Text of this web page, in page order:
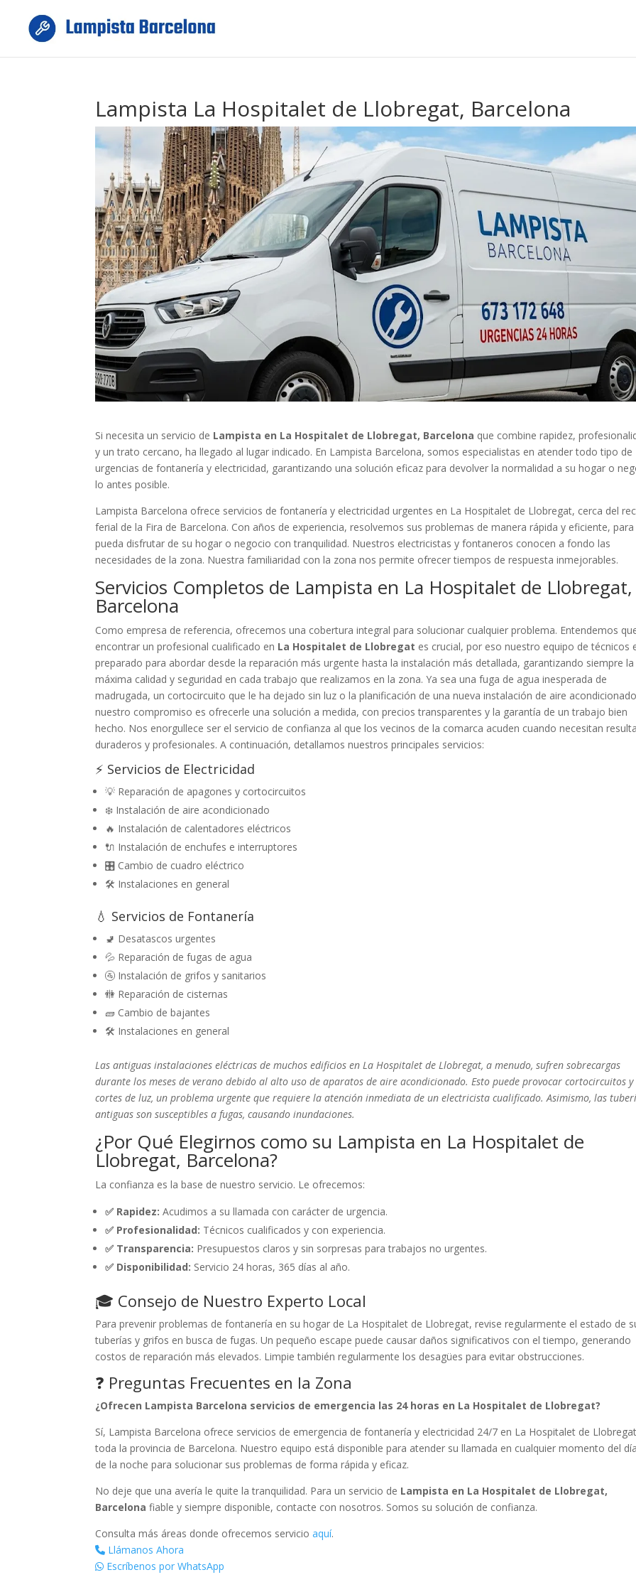
Lampista La Hospitalet de Llobregat, Barcelona
Si necesita un servicio de Lampista en La Hospitalet de Llobregat, Barcelona que combine rapidez,
y un trato cercano, ha llegado al lugar indicado. En Lampista Barcelona, somos especialistas en atender todo tipo de
urgencias de fontanería y electricidad, garantizando una solución eficaz para devolver la normalidad a su hogar o
lo antes posible.
Lampista Barcelona ofrece servicios de fontanería y electricidad urgentes en La Hospitalet de Llobregat, cerca del
ferial de la Fira de Barcelona. Con años de experiencia, resolvemos sus problemas de manera rápida y eficiente,
pueda disfrutar de su hogar o negocio con tranquilidad. Nuestros electricistas y fontaneros conocen a fondo las
necesidades de la zona. Nuestra familiaridad con la zona nos permite ofrecer tiempos de respuesta inmejorables.
Servicios Completos de Lampista en La Hospitalet de Llobregat,
Barcelona
Como empresa de referencia, ofrecemos una cobertura integral para solucionar cualquier problema. Entendemos
encontrar un profesional cualificado en La Hospitalet de Llobregat es crucial, por eso nuestro equipo de técnicos
preparado para abordar desde la reparación más urgente hasta la instalación más detallada, garantizando siempre la
máxima calidad y seguridad en cada trabajo que realizamos en la zona. Ya sea una fuga de agua inesperada de
madrugada, un cortocircuito que le ha dejado sin luz o la planificación de una nueva instalación de aire
nuestro compromiso es ofrecerle una solución a medida, con precios transparentes y la garantía de un trabajo bien
hecho. Nos enorgullece ser el servicio de confianza al que los vecinos de la comarca acuden cuando necesitan
duraderos y profesionales. A continuación, detallamos nuestros principales servicios:
⚡ Servicios de Electricidad
💡 Reparación de apagones y cortocircuitos
❄️ Instalación de aire acondicionado
🔥 Instalación de calentadores eléctricos
🔌 Instalación de enchufes e interruptores
🎛️ Cambio de cuadro eléctrico
🛠️ Instalaciones en general
💧 Servicios de Fontanería
🚽 Desatascos urgentes
💦 Reparación de fugas de agua
🚰 Instalación de grifos y sanitarios
🚻 Reparación de cisternas
🧱 Cambio de bajantes
🛠️ Instalaciones en general
Las antiguas instalaciones eléctricas de muchos edificios en La Hospitalet de Llobregat, a menudo, sufren sobrecargas
durante los meses de verano debido al alto uso de aparatos de aire acondicionado. Esto puede provocar cortocircuitos y
cortes de luz, un problema urgente que requiere la atención inmediata de un electricista cualificado. Asimismo, las
antiguas son susceptibles a fugas, causando inundaciones.
¿Por Qué Elegirnos como su Lampista en La Hospitalet de
Llobregat, Barcelona?
La confianza es la base de nuestro servicio. Le ofrecemos:
✅ Rapidez: Acudimos a su llamada con carácter de urgencia.
✅ Profesionalidad: Técnicos cualificados y con experiencia.
✅ Transparencia: Presupuestos claros y sin sorpresas para trabajos no urgentes.
✅ Disponibilidad: Servicio 24 horas, 365 días al año.
🎓 Consejo de Nuestro Experto Local
Para prevenir problemas de fontanería en su hogar de La Hospitalet de Llobregat, revise regularmente el estado de
tuberías y grifos en busca de fugas. Un pequeño escape puede causar daños significativos con el tiempo, generando
costos de reparación más elevados. Limpie también regularmente los desagües para evitar obstrucciones.
❓ Preguntas Frecuentes en la Zona
¿Ofrecen Lampista Barcelona servicios de emergencia las 24 horas en La Hospitalet de Llobregat?
Sí, Lampista Barcelona ofrece servicios de emergencia de fontanería y electricidad 24/7 en La Hospitalet de
toda la provincia de Barcelona. Nuestro equipo está disponible para atender su llamada en cualquier momento del
de la noche para solucionar sus problemas de forma rápida y eficaz.
No deje que una avería le quite la tranquilidad. Para un servicio de Lampista en La Hospitalet de Llobregat,
Barcelona fiable y siempre disponible, contacte con nosotros. Somos su solución de confianza.
Consulta más áreas donde ofrecemos servicioaquí.
Llámanos Ahora
Escríbenos por WhatsApp